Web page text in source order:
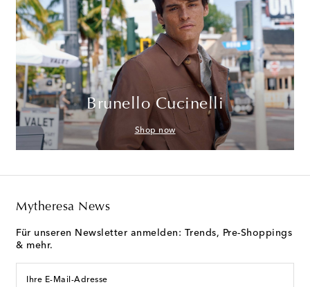
Brunello Cucinelli
Shop now
Mytheresa News
Für unseren Newsletter anmelden: Trends, Pre-Shoppings
& mehr.
Ihre E-Mail-Adresse